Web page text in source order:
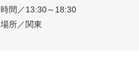
時間／13:30～18:30
場所／関東